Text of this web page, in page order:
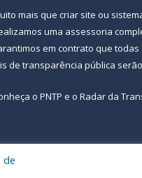
mais que criar site ou
uma assessoria
em contrato que todas
de transparência pública
o PNTP e o Radar da
de